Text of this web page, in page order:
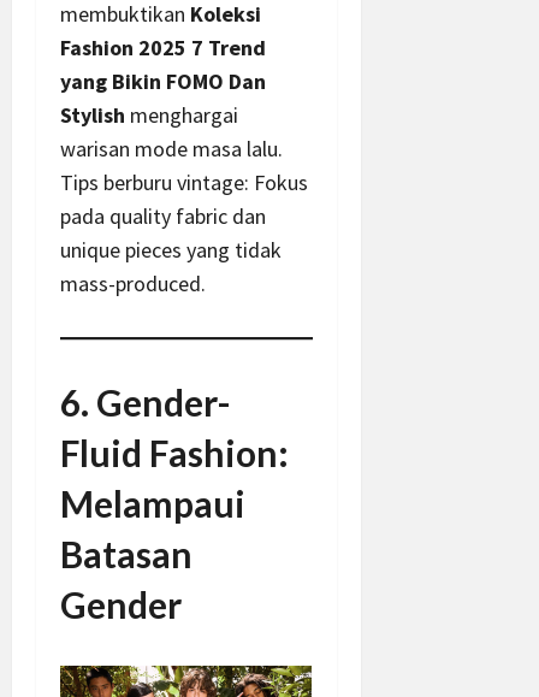
membuktikan Koleksi
Fashion 2025 7 Trend
yang Bikin FOMO Dan
Stylish menghargai
warisan mode masa lalu.
Tips berburu vintage: Fokus
pada quality fabric dan
unique pieces yang tidak
mass-produced.
6. Gender-
Fluid Fashion:
Melampaui
Batasan
Gender